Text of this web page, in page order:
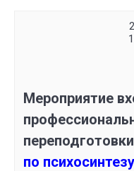
Мероприятие
переподготовки
по